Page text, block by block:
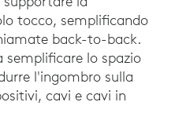
tocco, semplificando
back-to-back.
semplificare lo spazio
l'ingombro sulla
cavi e cavi in